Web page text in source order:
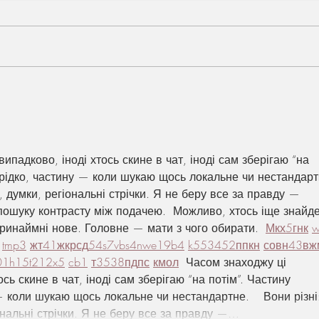
іноді хтось скине в чат, іноді сам зберігаю “на
частину — коли шукаю щось локальне чи
думки, регіональні стрічки. Я не беру все за правду —
контрасту між подачею.  Можливо, хтось іще
нове. Головне — мати з чого обирати. Мкх5гнк
tmp3 жт41жкрсд54s7vbs4nwe19b4 k553452ппкн совн43вж
h15t21 2x5 cb1 т3538пдпс кмол
  Часом знаходжу ці
скине в чат, іноді сам зберігаю “на потім”. Частину
шукаю щось локальне чи нестандартне.    Вони різні:
стрічки. Я не беру все за правду —…